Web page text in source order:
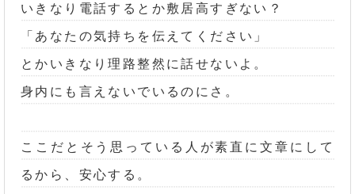
いきなり電話するとか敷居高すぎない？
「あなたの気持ちを伝えてください」
とかいきなり理路整然に話せないよ。
身内にも言えないでいるのにさ。
ここだとそう思っている人が素直に文章にして
るから、安心する。